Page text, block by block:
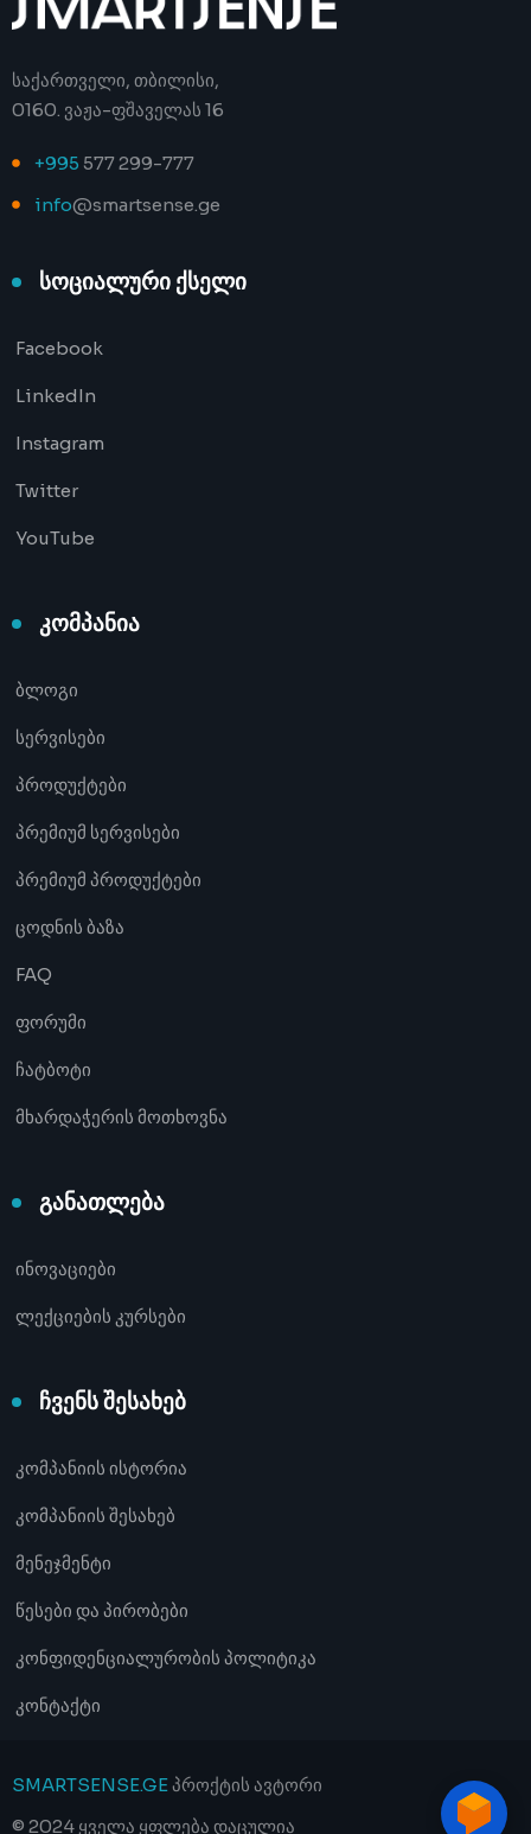
საქართველი, თბილისი,
0160. ვაჟა-ფშაველას 16
+995 577 299-777
info@smartsense.ge
სოციალური ქსელი
Facebook
LinkedIn
Instagram
Twitter
YouTube
კომპანია
ბლოგი
სერვისები
პროდუქტები
პრემიუმ სერვისები
პრემიუმ პროდუქტები
ცოდნის ბაზა
FAQ
ფორუმი
ჩატბოტი
მხარდაჭერის მოთხოვნა
განათლება
ინოვაციები
ლექციების კურსები
ჩვენს შესახებ
კომპანიის ისტორია
კომპანიის შესახებ
მენეჯმენტი
წესები და პირობები
კონფიდენციალურობის პოლიტიკა
კონტაქტი
SMARTSENSE.GEპროქტის ავტორი
© 2024 ყველა ყფლება დაცულია